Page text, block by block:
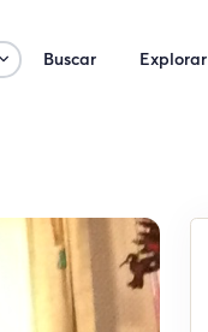
Buscar Explorar